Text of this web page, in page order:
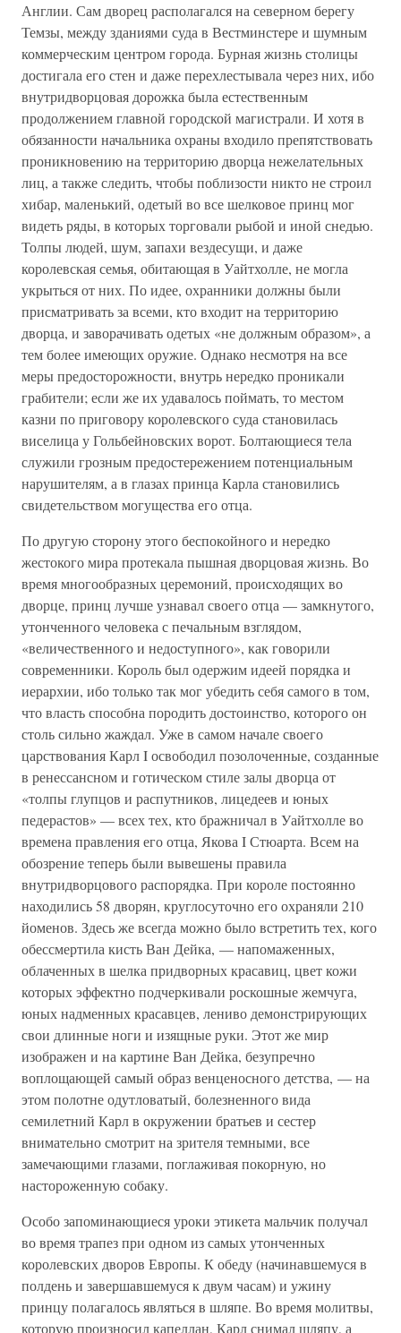
Англии. Сам дворец располагался на северном берегу
Темзы, между зданиями суда в Вестминстере и шумным
коммерческим центром города. Бурная жизнь столицы
достигала его стен и даже перехлестывала через них, ибо
внутридворцовая дорожка была естественным
продолжением главной городской магистрали. И хотя в
обязанности начальника охраны входило препятствовать
проникновению на территорию дворца нежелательных
лиц, а также следить, чтобы поблизости никто не строил
хибар, маленький, одетый во все шелковое принц мог
видеть ряды, в которых торговали рыбой и иной снедью.
Толпы людей, шум, запахи вездесущи, и даже
королевская семья, обитающая в Уайтхолле, не могла
укрыться от них. По идее, охранники должны были
присматривать за всеми, кто входит на территорию
дворца, и заворачивать одетых «не должным образом», а
тем более имеющих оружие. Однако несмотря на все
меры предосторожности, внутрь нередко проникали
грабители; если же их удавалось поймать, то местом
казни по приговору королевского суда становилась
виселица у Гольбейновских ворот. Болтающиеся тела
служили грозным предостережением потенциальным
нарушителям, а в глазах принца Карла становились
свидетельством могущества его отца.
По другую сторону этого беспокойного и нередко
жестокого мира протекала пышная дворцовая жизнь. Во
время многообразных церемоний, происходящих во
дворце, принц лучше узнавал своего отца — замкнутого,
утонченного человека с печальным взглядом,
«величественного и недоступного», как говорили
современники. Король был одержим идеей порядка и
иерархии, ибо только так мог убедить себя самого в том,
что власть способна породить достоинство, которого он
столь сильно жаждал. Уже в самом начале своего
царствования Карл I освободил позолоченные, созданные
в ренессансном и готическом стиле залы дворца от
«толпы глупцов и распутников, лицедеев и юных
педерастов» — всех тех, кто бражничал в Уайтхолле во
времена правления его отца, Якова I Стюарта. Всем на
обозрение теперь были вывешены правила
внутридворцового распорядка. При короле постоянно
находились 58 дворян, круглосуточно его охраняли 210
йоменов. Здесь же всегда можно было встретить тех, кого
обессмертила кисть Ван Дейка, — напомаженных,
облаченных в шелка придворных красавиц, цвет кожи
которых эффектно подчеркивали роскошные жемчуга,
юных надменных красавцев, лениво демонстрирующих
свои длинные ноги и изящные руки. Этот же мир
изображен и на картине Ван Дейка, безупречно
воплощающей самый образ венценосного детства, — на
этом полотне одутловатый, болезненного вида
семилетний Карл в окружении братьев и сестер
внимательно смотрит на зрителя темными, все
замечающими глазами, поглаживая покорную, но
настороженную собаку.
Особо запоминающиеся уроки этикета мальчик получал
во время трапез при одном из самых утонченных
королевских дворов Европы. К обеду (начинавшемуся в
полдень и завершавшемуся к двум часам) и ужину
принцу полагалось являться в шляпе. Во время молитвы,
которую произносил капеллан, Карл снимал шляпу, а